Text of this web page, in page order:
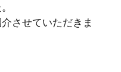
させていただきま